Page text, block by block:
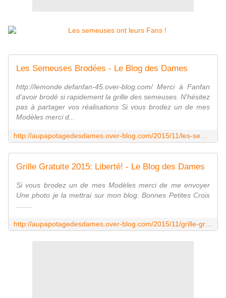
Les Semeuses Brodées - Le Blog des Dames
http://lemonde.defanfan-45.over-blog.com/ Merci à Fanfan
d'avoir brodé si rapidement la grille des semeuses. N'hésitez
pas à partager vos réalisations Si vous brodez un de mes
Modèles merci d...
Grille Gratuite 2015: Liberté! - Le Blog des Dames
Si vous brodez un de mes Modèles merci de me envoyer
Une photo je la mettrai sur mon blog. Bonnes Petites Croix